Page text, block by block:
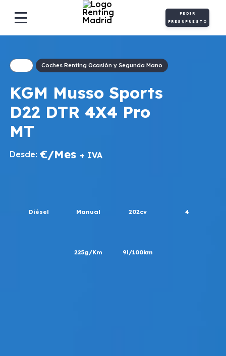
PEDIR
PRESUPUESTO
Coches Renting Ocasión y Segunda Mano
KGM Musso Sports
D22 DTR 4X4 Pro
MT
Desde: €/Mes + IVA
Diésel Manual 202cv 4
225g/Km 9l/100km